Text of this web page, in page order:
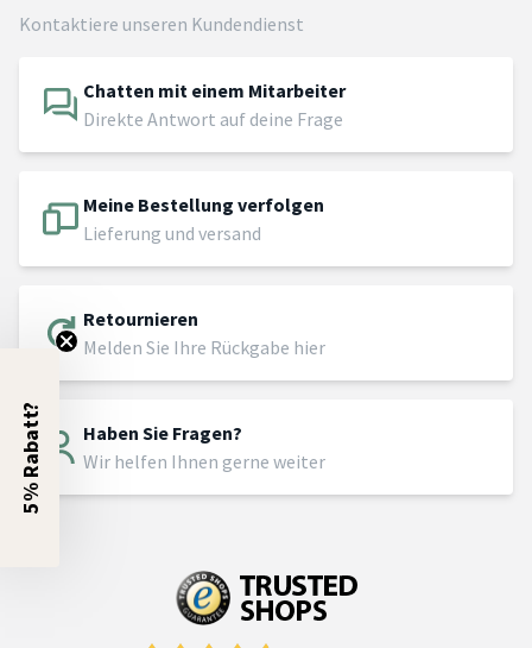
Kontaktiere unseren Kundendienst
Chatten mit einem Mitarbeiter
Direkte Antwort auf deine Frage
Meine Bestellung verfolgen
Lieferung und versand
Retournieren
Melden Sie Ihre Rückgabe hier
Haben Sie Fragen?
Wir helfen Ihnen gerne weiter
5% Rabatt?